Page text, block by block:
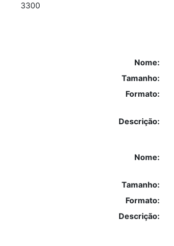
3300
Nome:
Tamanho:
Formato:
Descrição:
Nome:
Tamanho:
Formato:
Descrição: